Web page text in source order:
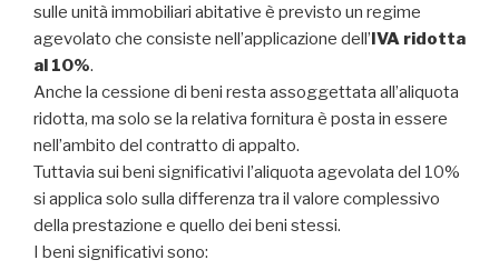
sulle unità immobiliari abitative è previsto un regime
agevolato che consiste nell’applicazione dell’IVA ridotta
al 10%.
Anche la cessione di beni resta assoggettata all’aliquota
ridotta, ma solo se la relativa fornitura è posta in essere
nell’ambito del contratto di appalto.
Tuttavia sui beni significativi l’aliquota agevolata del 10%
si applica solo sulla differenza tra il valore complessivo
della prestazione e quello dei beni stessi.
I beni significativi sono: